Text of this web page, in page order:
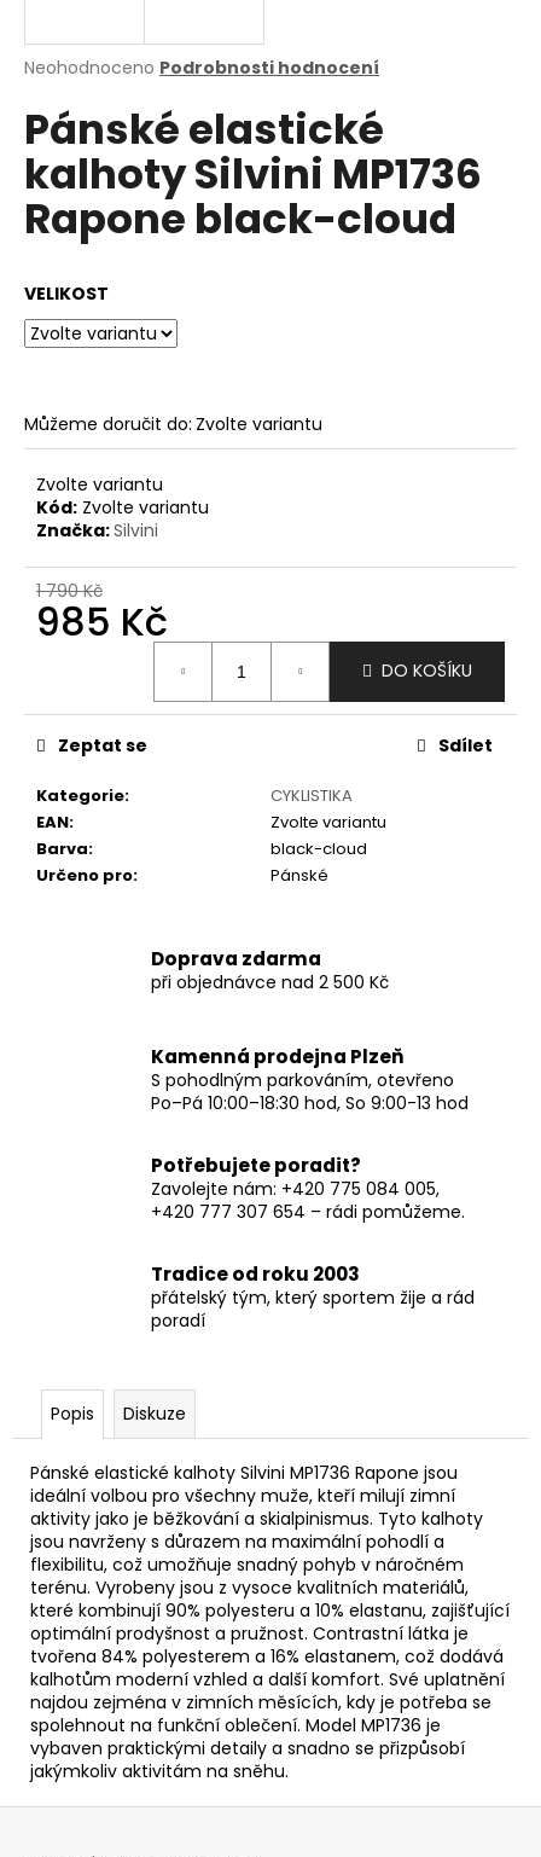
Průměrné
produktu
je
0,0
5
hvězdiček.
Neohodnoceno Podrobnosti hodnocení
Pánské elastické
kalhoty Silvini MP1736
Rapone black-cloud
VELIKOST
Můžeme doručit do: Zvolte variantu
Zvolte variantu
Kód: Zvolte variantu
Značka:Silvini
1 790 Kč
985 Kč
DO KOŠÍKU
Kategorie:
CYKLISTIKA
EAN:
Zvolte variantu
Barva:
black-cloud
Určeno pro: Pánské
Zeptat se Sdílet
Doprava zdarma
při objednávce nad 2 500 Kč
Kamenná prodejna Plzeň
S pohodlným parkováním, otevřeno
Po–Pá 10:00–18:30 hod, So 9:00-13 hod
Potřebujete poradit?
Zavolejte nám: +420 775 084 005,
+420 777 307 654 – rádi pomůžeme.
Tradice od roku 2003
přátelský tým, který sportem žije a rád
poradí
Popis Diskuze
Pánské elastické kalhoty Silvini MP1736 Rapone jsou
ideální volbou pro všechny muže, kteří milují zimní
aktivity jako je běžkování a skialpinismus. Tyto kalhoty
jsou navrženy s důrazem na maximální pohodlí a
flexibilitu, což umožňuje snadný pohyb v náročném
terénu. Vyrobeny jsou z vysoce kvalitních materiálů,
které kombinují 90% polyesteru a 10% elastanu, zajišťující
optimální prodyšnost a pružnost. Contrastní látka je
tvořena 84% polyesterem a 16% elastanem, což dodává
kalhotům moderní vzhled a další komfort. Své uplatnění
najdou zejména v zimních měsících, kdy je potřeba se
spolehnout na funkční oblečení. Model MP1736 je
vybaven praktickými detaily a snadno se přizpůsobí
jakýmkoliv aktivitám na sněhu.
j
t
?
o
p
u
č
u
Z